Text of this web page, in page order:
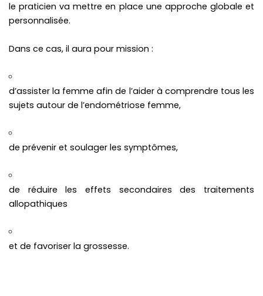
le praticien va mettre en place une approche globale et
personnalisée.
Dans ce cas, il aura pour mission :
d’assister la femme afin de l’aider à comprendre tous les
sujets autour de l’endométriose femme,
de prévenir et soulager les symptômes,
de réduire les effets secondaires des traitements
allopathiques
et de favoriser la grossesse.